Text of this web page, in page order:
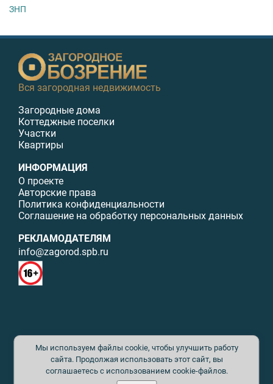
ЗНП
Вся загородная недвижимость
Загородные дома
Коттеджные поселки
Участки
Квартиры
ИНФОРМАЦИЯ
О проекте
Авторские права
Политика конфиденциальности
Соглашение на обработку персональных данных
РЕКЛАМОДАТЕЛЯМ
info@zagorod.spb.ru
© ИП Малыщева Б.Л. Все права защищены. Перепечатка материалов
данного сайта возможна только с письменного разрешения. При
цитировании ссылка на www.zagorod.spb.ru обязательна. Редакция не
несет ответственности за содержание рекламных материалов. Все
рекламируемые товары и услуги имеют необходимые сертификаты и
Мы используем файлы cookie, чтобы улучшить работу
сайта. Продолжая использовать этот сайт, вы
соглашаетесь с использованием cookie-файлов.